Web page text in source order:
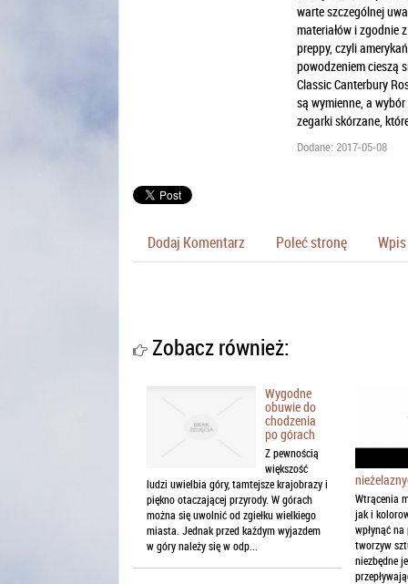
warte szczególnej
materiałów i zgodnie
preppy, czyli
powodzeniem cieszą
Classic Canterbury
są wymienne, a
zegarki skórzane,
Dodane: 2017-05-08
Dodaj Komentarz Poleć stronę
Zobacz również:
Wygodne
obuwie do
chodzenia
po górach
Z pewnością
większość
ludzi uwielbia góry, tamtejsze krajobrazy i
piękno otaczającej przyrody. W górach
można się uwolnić od zgiełku wielkiego
miasta. Jednak przed każdym wyjazdem
w góry należy się w odp...
Wtrącenia
jak i
wpłynąć
tworzyw
niezbędne